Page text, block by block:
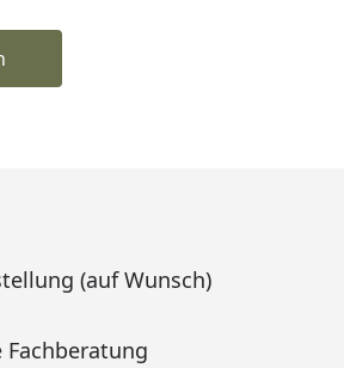
(auf Wunsch)
Fachberatung